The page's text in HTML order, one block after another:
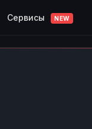
Сервисы NEW